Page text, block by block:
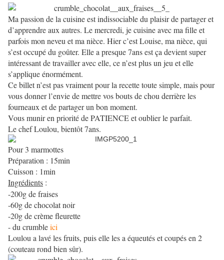
Ma passion de la cuisine est indissociable du plaisir de partager et
d’apprendre aux autres. Le mercredi, je cuisine avec ma fille et
parfois mon neveu et ma nièce. Hier c’est Louise, ma nièce, qui
s’est occupé du goûter. Elle a presque 7ans est ça devient super
intéressant de travailler avec elle, ce n’est plus un jeu et elle
s’applique énormément.
Ce billet n’est pas vraiment pour la recette toute simple, mais pour
vous donner l’envie de mettre vos bouts de chou derrière les
fourneaux et de partager un bon moment.
Vous munir en priorité de PATIENCE et oublier le parfait.
Le chef Loulou, bientôt 7ans.
Pour 3 marmottes
Préparation : 15min
Cuisson : 1min
Ingrédients :
-200g de fraises
-60g de chocolat noir
-20g de crème fleurette
- du crumbleici
Loulou a lavé les fruits, puis elle les a équeutés et coupés en 2
(couteau rond bien sûr).